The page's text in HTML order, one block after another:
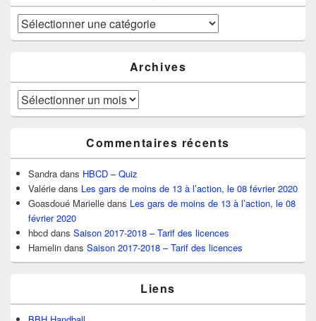
Catégories
Archives
Archives
Commentaires récents
Sandra dans HBCD – Quiz
Valérie dans Les gars de moins de 13 à l’action, le 08 février 2020
Goasdoué Marielle dans Les gars de moins de 13 à l’action, le 08
février 2020
hbcd dans Saison 2017-2018 – Tarif des licences
Hamelin dans Saison 2017-2018 – Tarif des licences
Liens